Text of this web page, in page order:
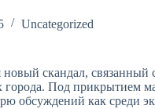
Uncategorized
новый скандал,
города. Под прикрытием
обсуждений как среди